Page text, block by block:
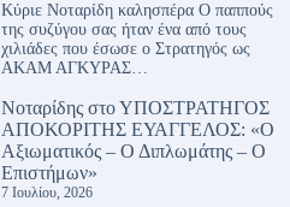
Κύριε Νοταρίδη καλησπέρα Ο παππούς
της συζύγου σας ήταν ένα από τους
χιλιάδες που έσωσε ο Στρατηγός ως
ΑΚΑΜ ΑΓΚΥΡΑΣ…
Νοταρίδης στοΥΠΟΣΤΡΑΤΗΓΟΣ
ΑΠΟΚΟΡΙΤΗΣ ΕΥΑΓΓΕΛΟΣ: «Ο
Αξιωματικός – Ο Διπλωμάτης – Ο
Επιστήμων»
7 Ιουλίου, 2026